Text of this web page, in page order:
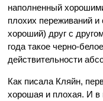
наполненный
плохих переживаний
хороший) друг с
года такое черно-
действительности
Как писала Кляйн,
хорошая и плохая. И в